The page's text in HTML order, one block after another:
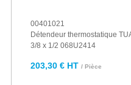
00401021
Détendeur thermostatique
3/8 x 1/2 068U2414
203,30 € HT / Pièce